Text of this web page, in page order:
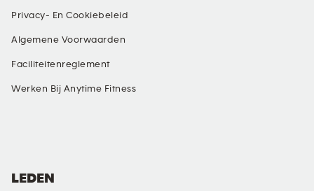
Privacy- En Cookiebeleid
Algemene Voorwaarden
Faciliteitenreglement
Werken Bij Anytime Fitness
LEDEN